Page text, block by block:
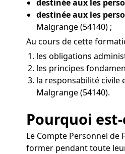
destinée aux les
destinée aux les
Malgrange (54140) ;
Au cours de cette
les obligations
les principes
la responsabilité civile
Malgrange (54140).
Pourquoi
Le Compte Personnel de
former pendant toute